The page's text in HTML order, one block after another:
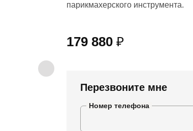
парикмахерского инструмента.
179 880 ₽
Перезвоните мне
Номер телефона